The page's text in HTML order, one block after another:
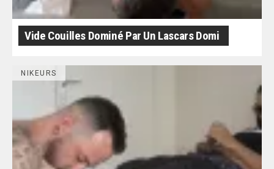
Vide Couilles Dominé Par Un Lascars Domi
NIKEURS